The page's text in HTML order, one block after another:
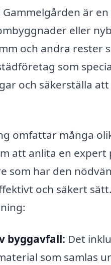
är
eller
och andra rester
som
och säkerställa
omfattar många
att anlita en
som har den
och säkert
byggavfall: Det
som samlas